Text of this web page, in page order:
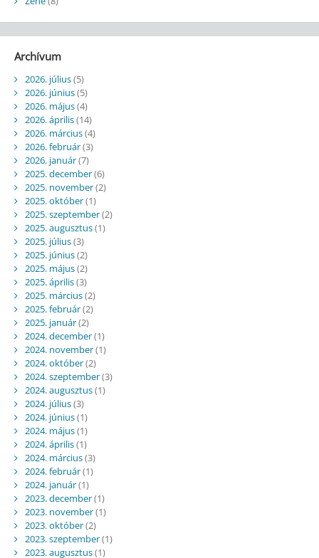
Archívum
2026. július(5)
2026. június(5)
2026. május(4)
2026. április(14)
2026. március(4)
2026. február(3)
2026. január(7)
2025. december(6)
2025. november(2)
2025. október(1)
2025. szeptember(2)
2025. augusztus(1)
2025. július(3)
2025. június(2)
2025. május(2)
2025. április(3)
2025. március(2)
2025. február(2)
2025. január(2)
2024. december(1)
2024. november(1)
2024. október(2)
2024. szeptember(3)
2024. augusztus(1)
2024. július(3)
2024. június(1)
2024. május(1)
2024. április(1)
2024. március(3)
2024. február(1)
2024. január(1)
2023. december(1)
2023. november(1)
2023. október(2)
2023. szeptember(1)
2023. augusztus(1)